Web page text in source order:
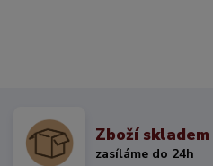
Zboží skladem
zasíláme do 24h